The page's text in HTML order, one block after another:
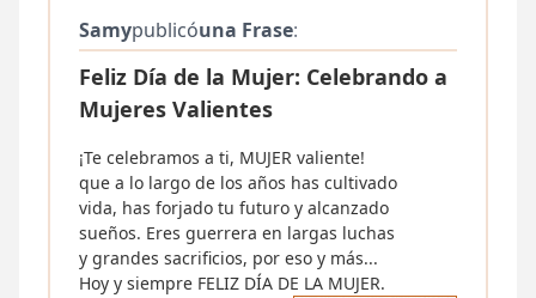
Samypublicóuna Frase:
Feliz Día de la Mujer: Celebrando a
Mujeres Valientes
¡Te celebramos a ti, MUJER valiente!
que a lo largo de los años has cultivado
vida, has forjado tu futuro y alcanzado
sueños. Eres guerrera en largas luchas
y grandes sacrificios, por eso y más...
Hoy y siempre FELIZ DÍA DE LA MUJER.